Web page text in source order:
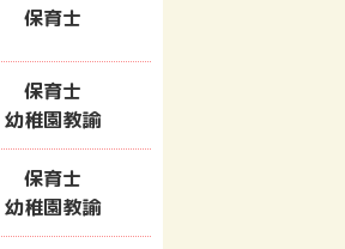
保育士
保育士
幼稚園教諭
保育士
幼稚園教諭